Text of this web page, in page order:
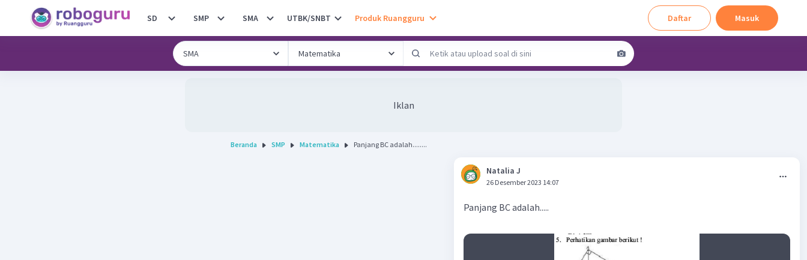
SD SMP SMA UTBK/SNBT Produk Ruangguru Daftar Masuk
Iklan
Beranda SMP Matematika Panjang BC adalah........
Natalia J
26 Desember 2023 14:07
Panjang BC adalah.....